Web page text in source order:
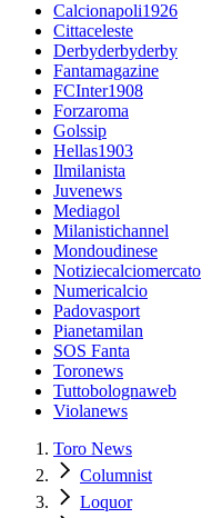
Calcionapoli1926
Cittaceleste
Derbyderbyderby
Fantamagazine
FCInter1908
Forzaroma
Golssip
Hellas1903
Ilmilanista
Juvenews
Mediagol
Milanistichannel
Mondoudinese
Notiziecalciomercato
Numericalcio
Padovasport
Pianetamilan
SOS Fanta
Toronews
Tuttobolognaweb
Violanews
Toro News
Columnist
Loquor